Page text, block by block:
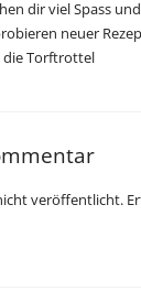
dir viel Spass
neuer
die Torftrottel
veröffentlicht.